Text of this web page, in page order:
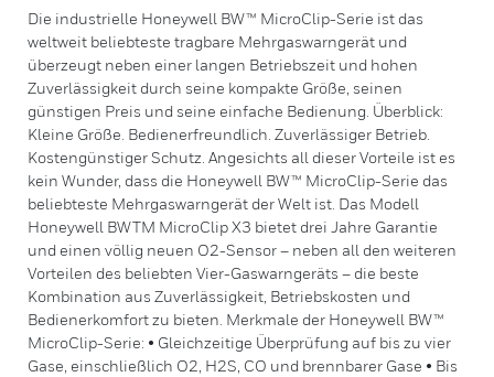
Die industrielle Honeywell BW™ MicroClip-Serie ist das
weltweit beliebteste tragbare Mehrgaswarngerät und
überzeugt neben einer langen Betriebszeit und hohen
Zuverlässigkeit durch seine kompakte Größe, seinen
günstigen Preis und seine einfache Bedienung. Überblick:
Kleine Größe. Bedienerfreundlich. Zuverlässiger Betrieb.
Kostengünstiger Schutz. Angesichts all dieser Vorteile ist es
kein Wunder, dass die Honeywell BW™ MicroClip-Serie das
beliebteste Mehrgaswarngerät der Welt ist. Das Modell
Honeywell BWTM MicroClip X3 bietet drei Jahre Garantie
und einen völlig neuen O2-Sensor – neben all den weiteren
Vorteilen des beliebten Vier-Gaswarngeräts – die beste
Kombination aus Zuverlässigkeit, Betriebskosten und
Bedienerkomfort zu bieten. Merkmale der Honeywell BW™
MicroClip-Serie: • Gleichzeitige Überprüfung auf bis zu vier
Gase, einschließlich O2, H2S, CO und brennbarer Gase • Bis